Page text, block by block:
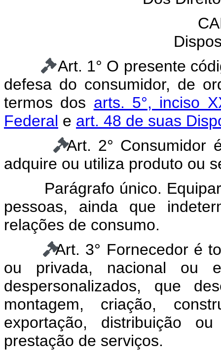
Art. 1° O presente
defesa do consumidor, de
termos dos arts. 5°, inciso
Federal e art. 48 de suas
Art. 2° Consumidor
adquire ou utiliza produto ou
Parágrafo único.
pessoas, ainda que
relações de consumo.
Art. 3° Fornecedor é
ou privada, nacional ou
despersonalizados, que
montagem, criação,
exportação, distribuição
prestação de serviços.